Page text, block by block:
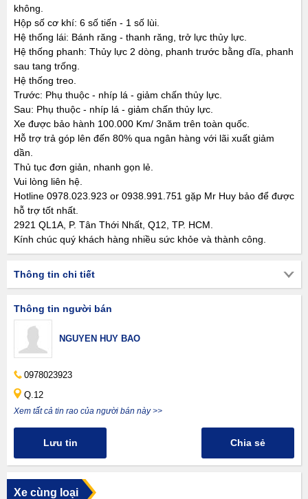
không.
Hộp số cơ khí: 6 số tiến - 1 số lùi.
Hệ thống lái: Bánh răng - thanh răng, trở lực thủy lực.
Hệ thống phanh: Thủy lực 2 dòng, phanh trước bằng dĩa, phanh
sau tang trống.
Hệ thống treo.
Trước: Phụ thuộc - nhíp lá - giảm chấn thủy lực.
Sau: Phụ thuộc - nhíp lá - giảm chấn thủy lực.
Xe được bảo hành 100.000 Km/ 3năm trên toàn quốc.
Hỗ trợ trả góp lên đến 80% qua ngân hàng với lãi xuất giảm
dần.
Thủ tục đơn giản, nhanh gọn lẻ.
Vui lòng liên hệ.
Hotline 0978.023.923 or 0938.991.751 gặp Mr Huy bảo để được
hỗ trợ tốt nhất.
2921 QL1A, P. Tân Thới Nhất, Q12, TP. HCM.
Kính chúc quý khách hàng nhiều sức khỏe và thành công.
Thông tin chi tiết
Thông tin người bán
NGUYEN HUY BAO
0978023923
Q.12
Xem tất cả tin rao của người bán này >>
Lưu tin Chia sẻ
Xe cùng loại